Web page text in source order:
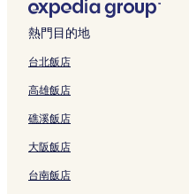
的
連
結
的
連
結
e
的
連
結
的
連
結
c
a
s
t
e
e
s
t
的
的
連
結
t
o
n
H
t
l
的
連
結
o
w
n
的
結
r
&
B
u
g
l
o
w
s
a
v
e
r
,
r
o
a
d
a
r
的
連
e
P
o
i
t
連
結
c
a
s
t
e
連
結
l
A
d
a
s
o
w
n
的
H
o
t
e
的
結
熱門目的地
台北飯店
高雄飯店
礁溪飯店
大阪飯店
台南飯店